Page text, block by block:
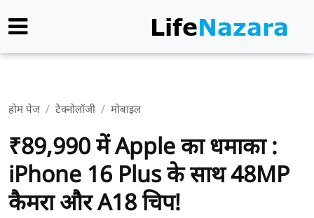
होम पेज टेक्नोलॉजी मोबाइल
₹89,990 में Apple का धमाका :
iPhone 16 Plus के साथ 48MP
कैमरा और A18 चिप!